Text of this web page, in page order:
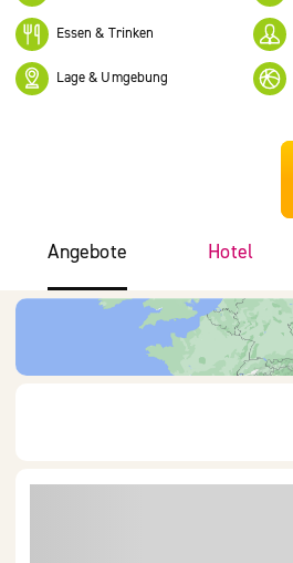
Essen & Trinken
Lage & Umgebung
Angebote Hotel